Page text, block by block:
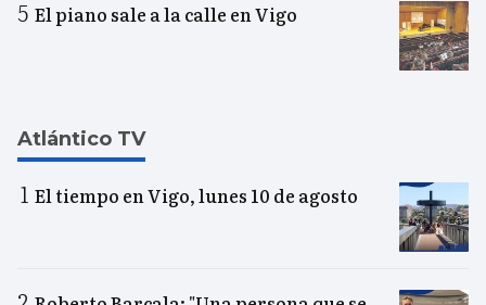
El piano sale a la calle en Vigo
Atlántico TV
El tiempo en Vigo, lunes 10 de agosto